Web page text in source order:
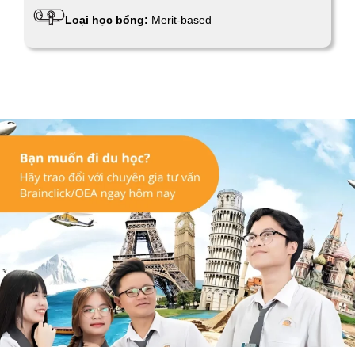
Loại học bổng: Merit-based